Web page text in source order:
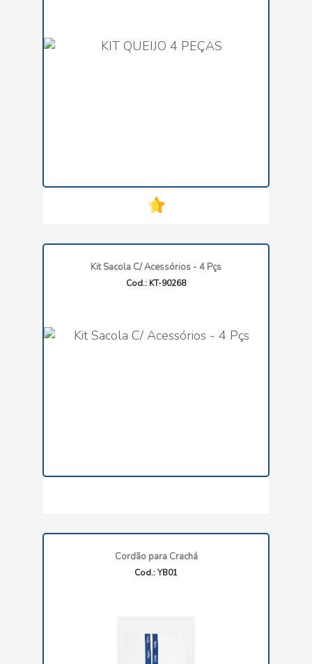
Kit Sacola C/ Acessórios - 4 Pçs
Cod.: KT-90268
Cordão para Crachá
Cod.: YB01